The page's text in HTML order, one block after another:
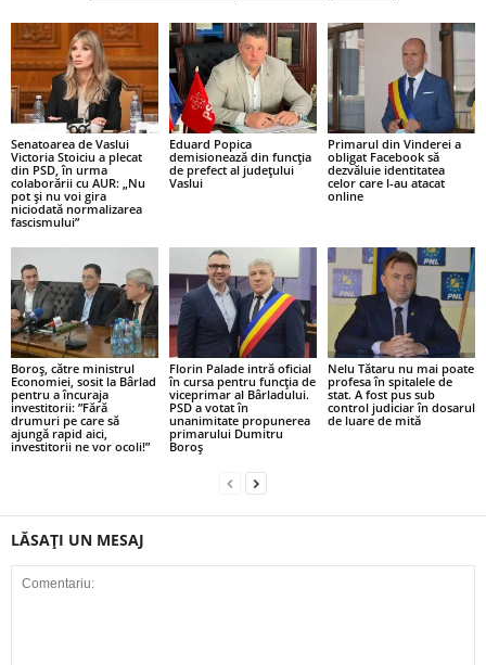
Senatoarea de Vaslui
Victoria Stoiciu a plecat
din PSD, în urma
colaborării cu AUR: „Nu
pot și nu voi gira
niciodată normalizarea
fascismului”
Eduard Popica
demisionează din funcția
de prefect al județului
Vaslui
Primarul din Vinderei a
obligat Facebook să
dezvăluie identitatea
celor care l-au atacat
online
Boroș, către ministrul
Economiei, sosit la Bârlad
pentru a încuraja
investitorii: ”Fără
drumuri pe care să
ajungă rapid aici,
investitorii ne vor ocoli!”
Florin Palade intră oficial
în cursa pentru funcția de
viceprimar al Bârladului.
PSD a votat în
unanimitate propunerea
primarului Dumitru
Boroș
Nelu Tătaru nu mai poate
profesa în spitalele de
stat. A fost pus sub
control judiciar în dosarul
de luare de mită
LĂSAȚI UN MESAJ